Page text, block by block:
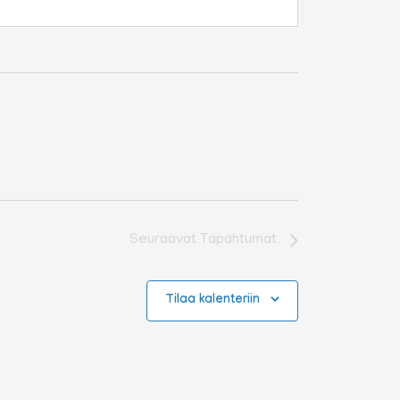
Seuraavat Tapahtumat
Tilaa kalenteriin